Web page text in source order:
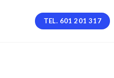
TEL. 601 201 317